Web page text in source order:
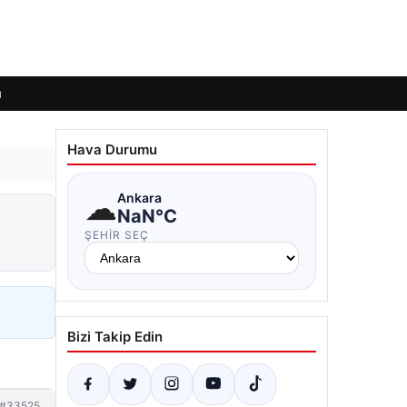
Hava Durumu
☁Ankara
NaN°C
ŞEHIR SEÇ
Bizi Takip Edin